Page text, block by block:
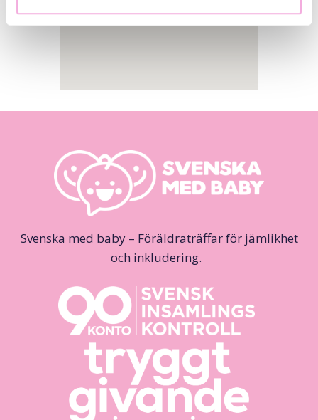
Svenska med baby – Föräldraträffar för jämlikhet
och inkludering.